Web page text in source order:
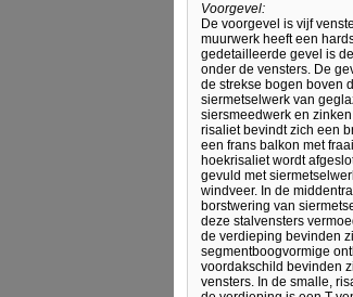
Voorgevel:
De voorgevel is vijf
muurwerk heeft een
gedetailleerde gevel is
onder de vensters. De
de strekse bogen boven
siermetselwerk van
siersmeedwerk en
risaliet bevindt zich een
een frans balkon met
hoekrisaliet wordt
gevuld met
windveer. In de
borstwering van
deze stalvensters
de verdieping bevinden
segmentboogvormige
voordakschild bevinden
vensters. In de smalle,